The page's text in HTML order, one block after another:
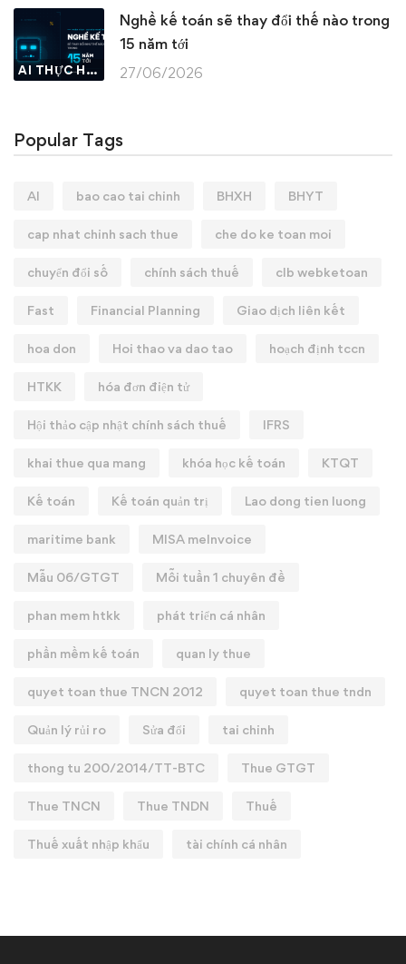
AI THỰC HÀNH
Nghề kế toán sẽ thay đổi thế nào trong
15 năm tới
27/06/2026
Popular Tags
AI bao cao tai chinh BHXH BHYT
cap nhat chinh sach thue che do ke toan moi
chuyển đổi số chính sách thuế clb webketoan
Fast Financial Planning Giao dịch liên kết
hoa don Hoi thao va dao tao hoạch định tccn
HTKK hóa đơn điện tử
Hội thảo cập nhật chính sách thuế IFRS
khai thue qua mang khóa học kế toán KTQT
Kế toán Kế toán quản trị Lao dong tien luong
maritime bank MISA meInvoice
Mẫu 06/GTGT Mỗi tuần 1 chuyên đề
phan mem htkk phát triển cá nhân
phần mềm kế toán quan ly thue
quyet toan thue TNCN 2012 quyet toan thue tndn
Quản lý rủi ro Sửa đổi tai chinh
thong tu 200/2014/TT-BTC Thue GTGT
Thue TNCN Thue TNDN Thuế
Thuế xuất nhập khẩu tài chính cá nhân